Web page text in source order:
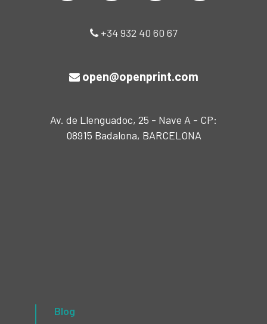
+34 932 40 60 67
open@openprint.com
Av. de Llenguadoc, 25 - Nave A - CP:
08915 Badalona, BARCELONA
Blog